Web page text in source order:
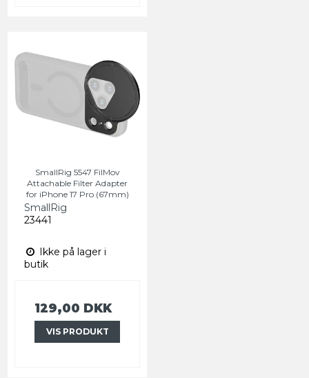
SmallRig 5547 FilMov
Attachable Filter Adapter
for iPhone 17 Pro (67mm)
SmallRig
23441
Ikke på lager i
butik
129,00 DKK
VIS PRODUKT